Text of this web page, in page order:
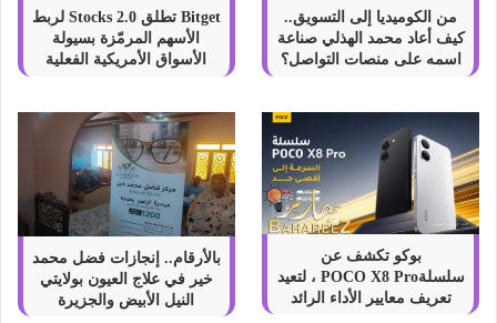
من الكوميديا إلى التسويق..
كيف أعاد محمد الهذلي صناعة
اسمه على منصات التواصل؟
Bitget تطلق Stocks 2.0 لربط
الأسهم المرمّزة بسيولة
الأسواق الأمريكية الفعلية
بوكو تكشف عن
سلسلةPOCO X8 Pro ، لتعيد
تعريف معايير الأداء الرائد
بالأرقام.. إنجازات فضل محمد
خير في علاج العيون بولايتي
النيل الأبيض والجزيرة